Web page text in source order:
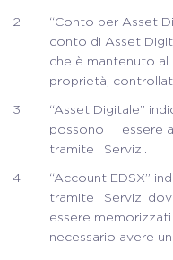
“Conto per Asset
conto di Asset
che è mantenuto al
proprietà,
“Asset Digitale”
possono essere
tramite i Servizi.
“Account EDSX”
tramite i Servizi
essere
necessario avere